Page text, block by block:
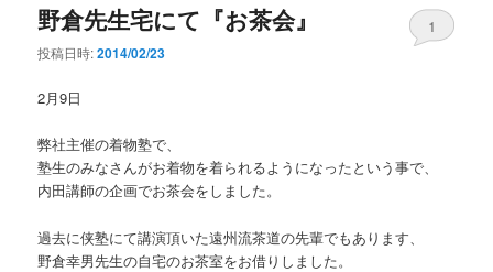
野倉先生宅にて『お茶会』
投稿日時:2014/02/23
1
2月9日
弊社主催の着物塾で、
塾生のみなさんがお着物を着られるようになったという事で、
内田講師の企画でお茶会をしました。
過去に侠塾にて講演頂いた遠州流茶道の先輩でもあります、
野倉幸男先生の自宅のお茶室をお借りしました。